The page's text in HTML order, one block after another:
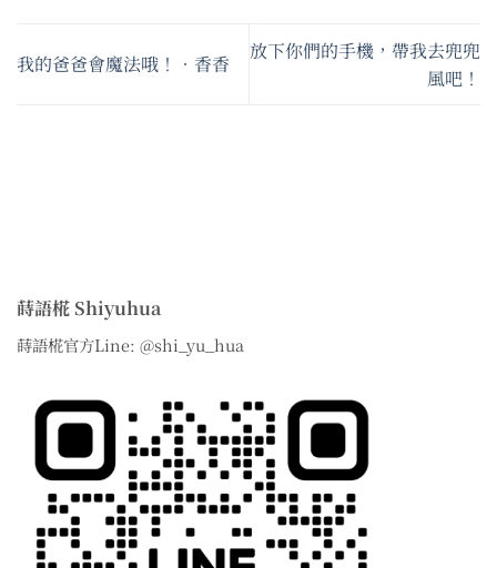
我的爸爸會魔法哦！•香香
放下你們的手機，帶我去兜兜
風吧！
蒔語椛 Shiyuhua
蒔語椛官方Line: @shi_yu_hua